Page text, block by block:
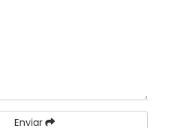
Enviar